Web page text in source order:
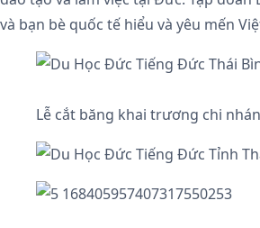
và bạn bè quốc tế hiểu và yêu mến
Lễ cắt băng khai trương chi